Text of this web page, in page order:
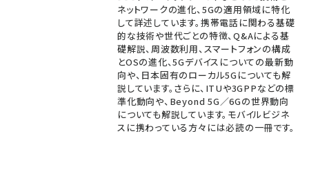
ネットワークの進化、5Gの適用領域に特化
して詳述しています。携帯電話に関わる基礎
的な技術や世代ごとの特徴、Q&Aによる基
礎解説、周波数利用、スマートフォンの構成
とOSの進化、5Gデバイスについての最新動
向や、日本固有のローカル5Gについても解
説しています。さらに、ITUや3GPPなどの標
準化動向や、Beyond 5G／6Gの世界動向
についても解説しています。モバイルビジネ
スに携わっている方々には必読の一冊です。